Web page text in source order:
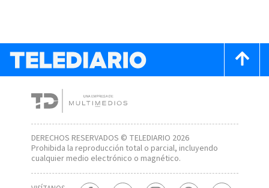
DERECHOS RESERVADOS © TELEDIARIO 2026
Prohibida la reproducción total o parcial, incluyendo
cualquier medio electrónico o magnético.